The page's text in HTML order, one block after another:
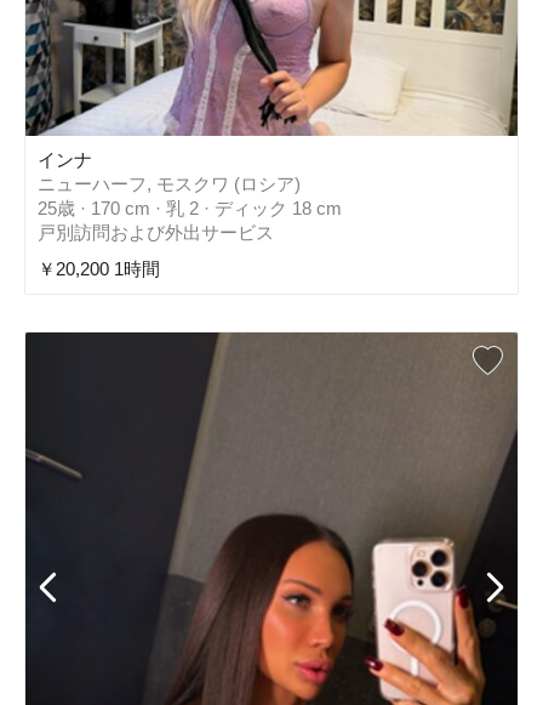
インナ
ニューハーフ, モスクワ (ロシア)
25歳 · 170 cm · 乳 2 · ディック 18 cm
戸別訪問および外出サービス
￥20,200 1時間